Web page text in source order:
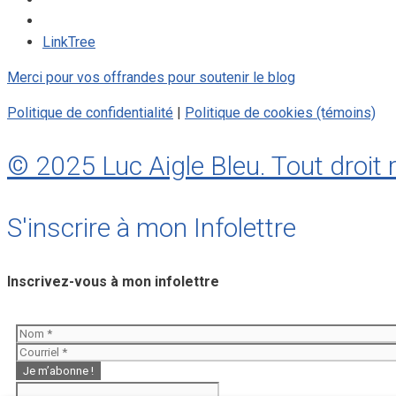
LinkTree
Merci pour vos offrandes pour soutenir le blog
Politique de confidentialité Politique de cookies (témoins)
© 2025 Luc Aigle Bleu. Tout droit
S'inscrire à mon Infolettre
Inscrivez-vous à mon infolettre